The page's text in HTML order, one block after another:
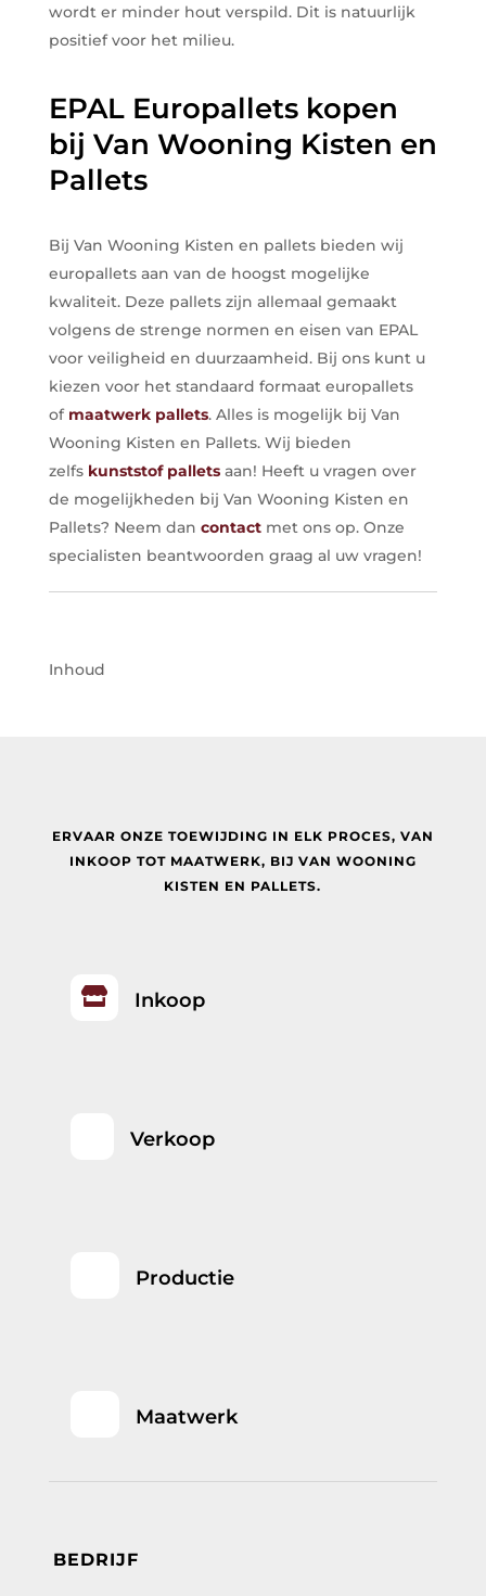
wordt er minder hout verspild. Dit is natuurlijk
positief voor het milieu.
EPAL Europallets kopen
bij Van Wooning Kisten en
Pallets
Bij Van Wooning Kisten en pallets bieden wij
europallets aan van de hoogst mogelijke
kwaliteit. Deze pallets zijn allemaal gemaakt
volgens de strenge normen en eisen van EPAL
voor veiligheid en duurzaamheid. Bij ons kunt u
kiezen voor het standaard formaat europallets
of maatwerk pallets. Alles is mogelijk bij Van
Wooning Kisten en Pallets. Wij bieden
zelfs kunststof palletsaan! Heeft u vragen over
de mogelijkheden bij Van Wooning Kisten en
Pallets? Neem dan contactmet ons op. Onze
specialisten beantwoorden graag al uw vragen!
Inhoud
ERVAAR ONZE TOEWIJDING IN ELK PROCES, VAN
INKOOP TOT MAATWERK, BIJ VAN WOONING
KISTEN EN PALLETS.
 Inkoop
Verkoop
Productie
Maatwerk
BEDRIJF